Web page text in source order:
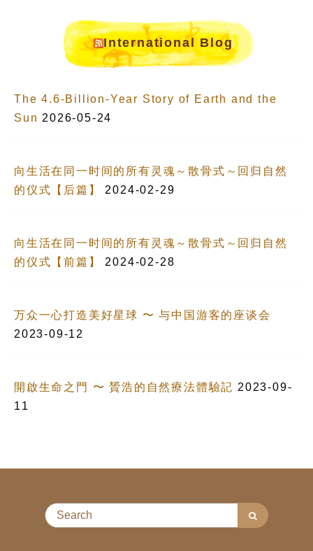
International Blog
The 4.6-Billion-Year Story of Earth and the
Sun 2026-05-24
向生活在同一时间的所有灵魂～散骨式～回归自然
的仪式【后篇】
2024-02-29
向生活在同一时间的所有灵魂～散骨式～回归自然
的仪式【前篇】
2024-02-28
万众一心打造美好星球 〜 与中国游客的座谈会
2023-09-12
開啟生命之門 〜 贇浩的自然療法體驗記 2023-09-
11